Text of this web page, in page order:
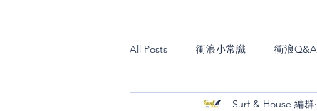
All Posts 衝浪小常識 衝浪Q&A
Surf & House 編群